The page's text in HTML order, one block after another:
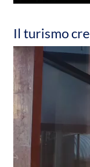
Il turismo